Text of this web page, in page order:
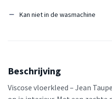
Kan niet in de wasmachine
Beschrijving
Viscose vloerkleed – Jean